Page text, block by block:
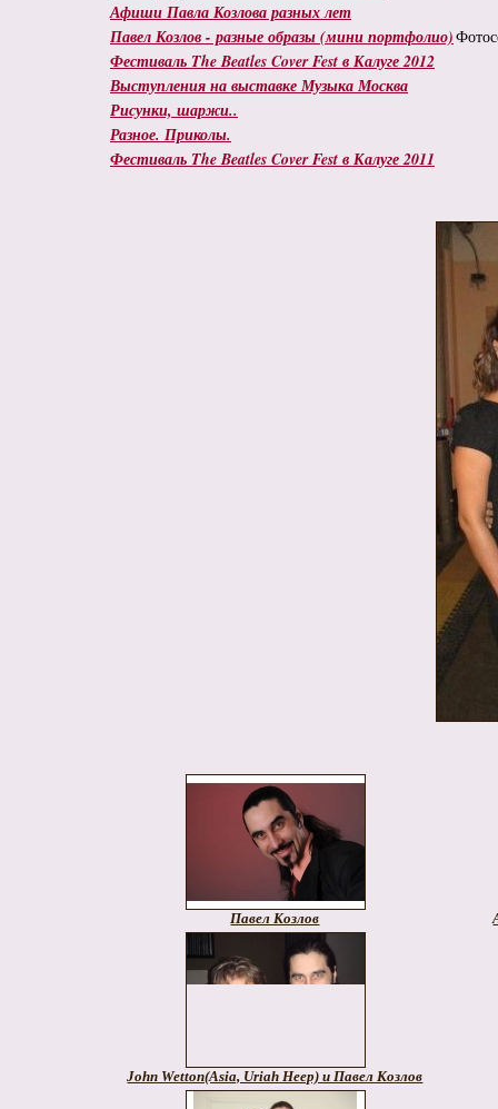
Афиши Павла Козлова разных лет
Павел Козлов - разные образы (мини портфолио)
Фестиваль The Beatles Cover Fest в Калуге 2012
Выступления на выставке Музыка Москва
Рисунки, шаржи..
Разное. Приколы.
Фестиваль The Beatles Cover Fest в Калуге 2011
Павел Козлов
John Wetton(Asia, Uriah Heep) и Павел Козлов